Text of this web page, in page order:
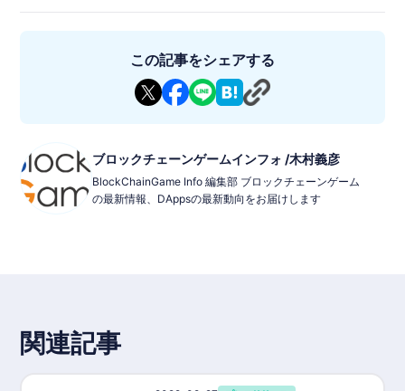
この記事をシェアする
ブロックチェーンゲームインフォ /木村義彦
BlockChainGame Info 編集部 ブロックチェーンゲーム
の最新情報、DAppsの最新動向をお届けします
関連記事